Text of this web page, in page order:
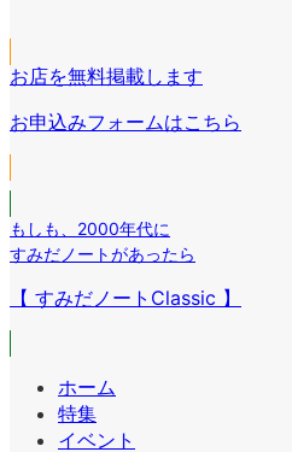
リ
ン
ク
ン
リ
ク
ン
ン
ク
お店を無料掲載します
お申込みフォームはこちら
もしも
2000年代に
すみだノートがあったら
【 すみだノートClassic 】
ホーム
特集
イベント